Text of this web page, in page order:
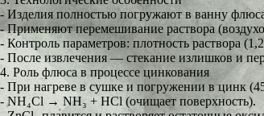
- Изделия полностью погружают в ванну
- Применяют перемешивание раствора
- Контроль параметров: плотность раствора
- После извлечения — стекание излишков и
4. Роль флюса в процессе цинкования
- При нагреве в сушке и погружении в цинк
- NH₄Cl → NH₃ + HCl (очищает поверхность).